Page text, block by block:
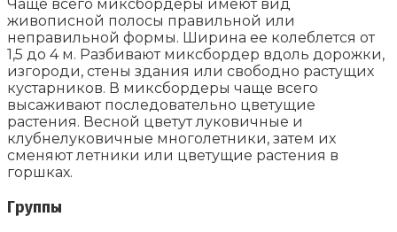
Чаще всего миксбордеры имеют вид
живописной полосы правильной или
неправильной формы. Ширина ее колеблется от
1,5 до 4 м. Разбивают миксбордер вдоль дорожки,
изгороди, стены здания или свободно растущих
кустарников. В миксбордеры чаще всего
высаживают последовательно цветущие
растения. Весной цветут луковичные и
клубнелуковичные многолетники, затем их
сменяют летники или цветущие растения в
горшках.
Группы